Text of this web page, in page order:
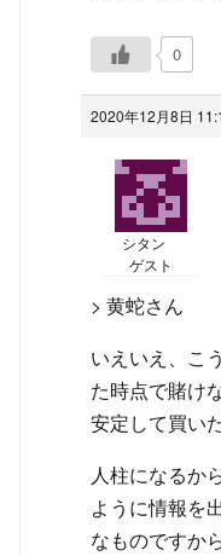
0
2020年12月8日
シタン
ゲスト
> 黄蛇さん
いえいえ、こ
た時点で賭け
安定して買い
人柱になるか
ように情報を
なものですか